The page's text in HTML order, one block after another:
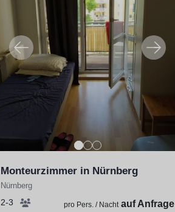
Monteurzimmer in Nürnberg
Nürnberg
2-3 pro Pers. / Nacht auf Anfrage